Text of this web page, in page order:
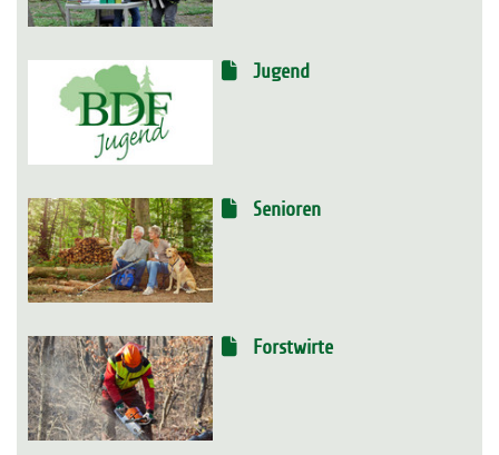
Jugend
Senioren
Forstwirte